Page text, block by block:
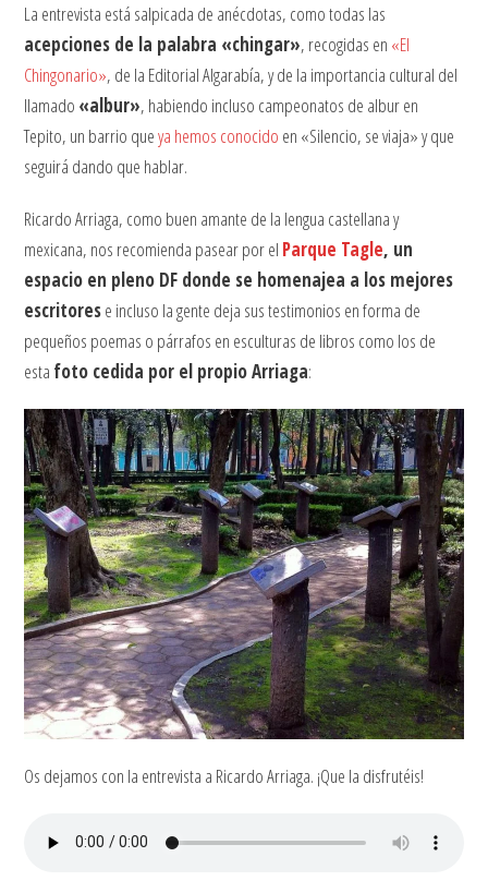
La entrevista está salpicada de anécdotas, como todas las
acepciones de la palabra «chingar», recogidas en «El
Chingonario», de la Editorial Algarabía, y de la importancia cultural del
llamado «albur», habiendo incluso campeonatos de albur en
Tepito, un barrio queya hemos conocido en «Silencio, se viaja» y que
seguirá dando que hablar.
Ricardo Arriaga, como buen amante de la lengua castellana y
mexicana, nos recomienda pasear por el Parque Tagle, un
espacio en pleno DF donde se homenajea a los mejores
escritorese incluso la gente deja sus testimonios en forma de
pequeños poemas o párrafos en esculturas de libros como los de
esta foto cedida por el propio Arriaga:
Os dejamos con la entrevista a Ricardo Arriaga. ¡Que la disfrutéis!